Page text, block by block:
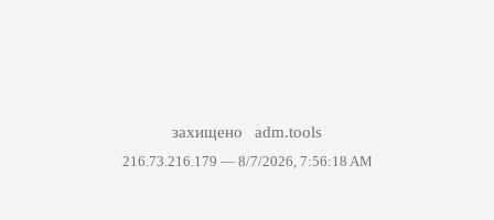
захищено adm.tools
216.73.216.179 — 8/7/2026, 7:56:18 AM